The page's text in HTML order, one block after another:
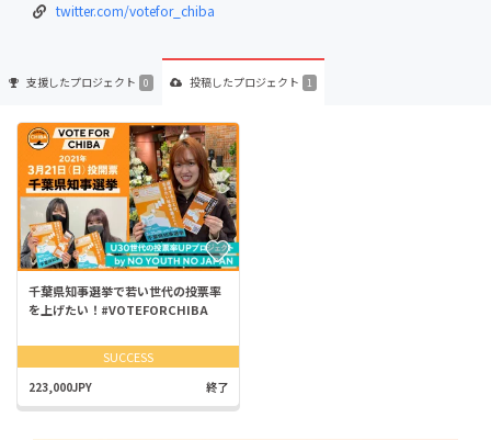
twitter.com/votefor_chiba
支援したプロジェクト 0 投稿したプロジェクト 1
千葉県知事選挙で若い世代の投票率
を上げたい！#VOTEFORCHIBA
SUCCESS
223,000JPY 終了